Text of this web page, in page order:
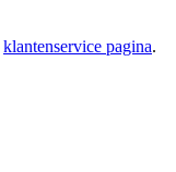
klantenservice pagina.